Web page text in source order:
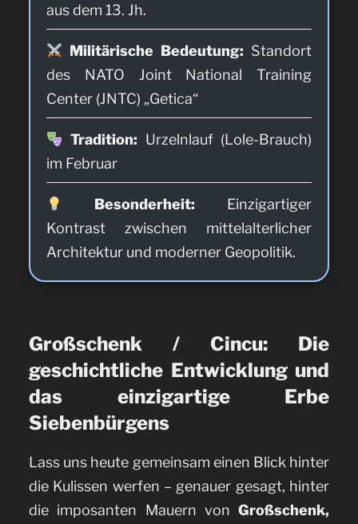
aus dem 13. Jh.
Militärische Bedeutung: Standort
des NATO Joint National Training
Center (JNTC) „Getica“
Tradition: Urzelnlauf (Lole-Brauch)
im Februar
Besonderheit: Einzigartiger
Kontrast zwischen mittelalterlicher
Architektur und moderner Geopolitik.
Großschenk / Cincu: Die
geschichtliche Entwicklung und
das einzigartige Erbe
Siebenbürgens
Lass uns heute gemeinsam einen Blick hinter
die Kulissen werfen – genauer gesagt, hinter
die imposanten Mauern von Großschenk,